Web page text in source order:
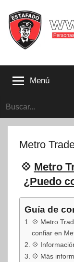
contenido
que
compartir
su
internet
Estafado.com
Menú
Buscar:
Metro
💠 Metro
¿Puedo
Guía de
💠 Metro
confiar en
💠
💠 Más